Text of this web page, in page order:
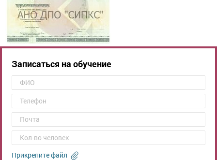
Записаться на обучение
Прикрепите файл